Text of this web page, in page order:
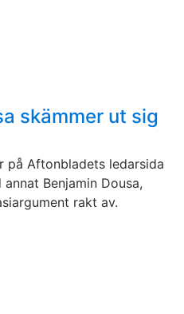
skämmer ut sig
på Aftonbladets ledarsida
Benjamin Dousa,
rakt av.